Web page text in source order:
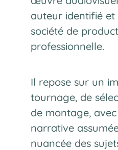
auteur identifié
société de
professionnelle.
Il repose sur un
tournage, de
de montage,
narrative
nuancée des